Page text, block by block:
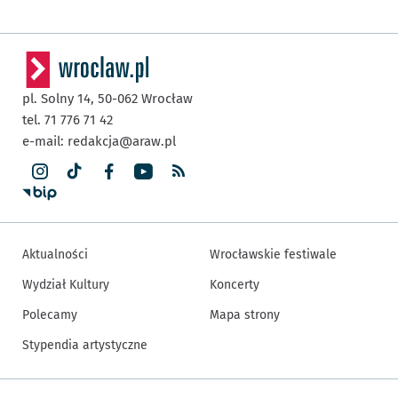
pl. Solny 14, 50-062 Wrocław
tel. 71 776 71 42
e-mail: redakcja@araw.pl
Aktualności
Wydział Kultury
Polecamy
Stypendia artystyczne
Wrocławskie festiwale
Koncerty
Mapa strony